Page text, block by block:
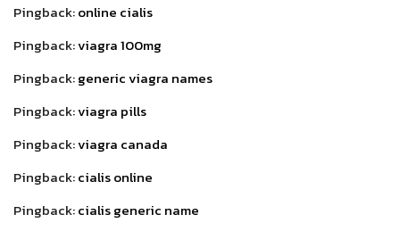
Pingback:online cialis
Pingback:viagra 100mg
Pingback:generic viagra names
Pingback:viagra pills
Pingback:viagra canada
Pingback:cialis online
Pingback:cialis generic name